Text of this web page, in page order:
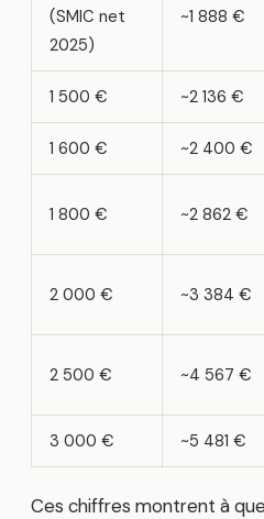
(SMIC net
2025)
~1 888 €
1 500 € ~2 136 €
1 600 € ~2 400 €
1 800 € ~2 862 €
2 000 € ~3 384 €
2 500 € ~4 567 €
3 000 € ~5 481 €
Ces chiffres montrent à